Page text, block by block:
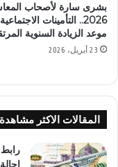
بشرى سارة لأصحاب
2026.. التأمينات
موعد الزيادة السنوية
23 أبريل، 2026
المقالات الاكثر مشاهدة